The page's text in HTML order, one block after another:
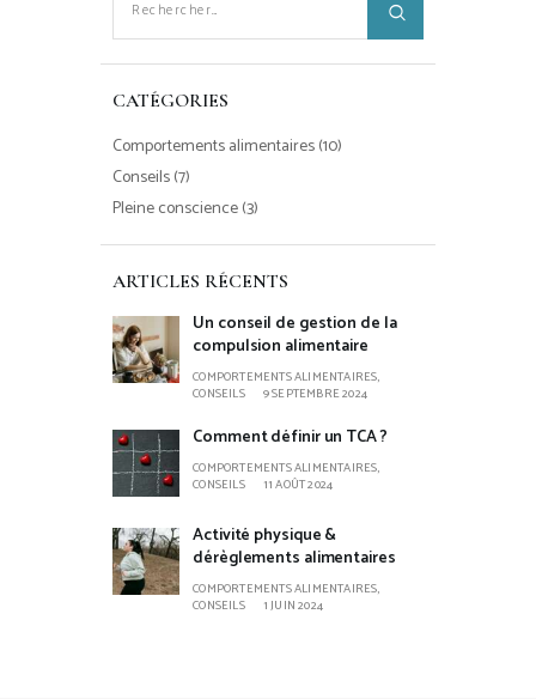
CATÉGORIES
Comportements alimentaires(10)
Conseils(7)
Pleine conscience(3)
ARTICLES RÉCENTS
Un conseil de gestion de la
compulsion alimentaire
COMPORTEMENTS ALIMENTAIRES,
CONSEILS
9 SEPTEMBRE 2024
Comment définir un TCA ?
COMPORTEMENTS ALIMENTAIRES,
CONSEILS
11 AOÛT 2024
Activité physique &
dérèglements alimentaires
COMPORTEMENTS ALIMENTAIRES,
CONSEILS
1 JUIN 2024